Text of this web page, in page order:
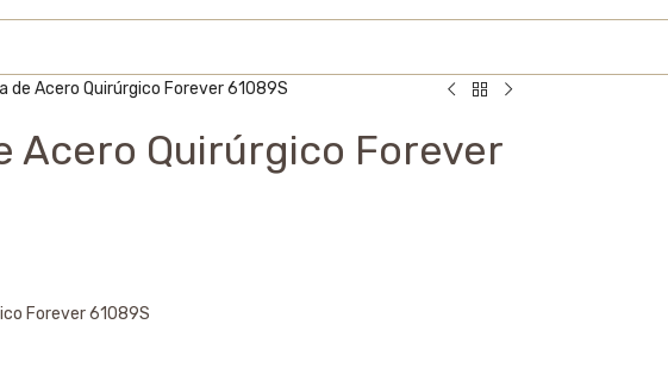
de Acero Quirúrgico Forever 61089S
Acero Quirúrgico Forever
Forever 61089S